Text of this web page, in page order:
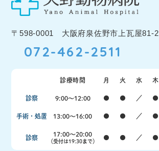
〒598-0001 大阪府泉佐野市上瓦屋81-2
072-462-2511
診療時間 月 火 水 木
診察 9:00〜12:00 ● ● ／ ●
手術・処置 13:00〜16:00 ● ● ／ ●
診察 17:00〜20:00
（受付は19:30まで） ● ● ／ ●